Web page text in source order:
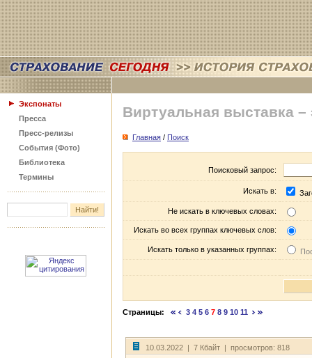
Экспонаты
Пресса
Пресс-релизы
События (Фото)
Библиотека
Термины
Виртуальная выставка –
Главная / Поиск
Поисковый запрос:
Искать в:
Не искать в ключевых словах:
Искать во всех группах ключевых слов:
Искать только в указанных группах:
Страницы: 3 4 5 6 7 8 9 10 11
10.03.2022 | 7 Кбайт | просмотров: 818